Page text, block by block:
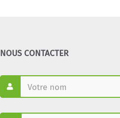
NOUS CONTACTER